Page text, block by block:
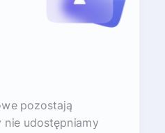
pozostają
udostępniamy